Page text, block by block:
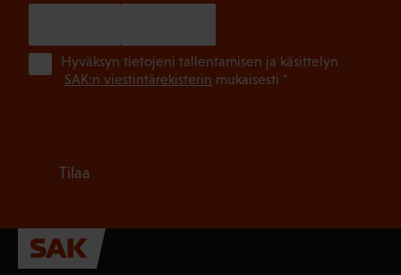
Hyväksyn tietojeni tallentamisen ja käsittelyn
SAK:n viestintärekisterin mukaisesti *
Tilaa